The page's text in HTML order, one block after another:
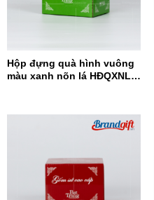
Hộp đựng quà hình vuông
màu xanh nõn lá HĐQXNL –